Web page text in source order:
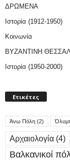
ΔΡΩΜΕΝΑ
Ιστορία (1912-1950)
Κοινωνία
ΒΥΖΑΝΤΙΝΗ
Ιστορία (1950-2000)
Ετικέτες
Άνω Πόλη (2)
Αρχαιολογία (4)
Βαλκανικοί